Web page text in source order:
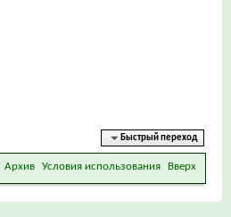
Быстрый переход
Архив Условия использования Вверх